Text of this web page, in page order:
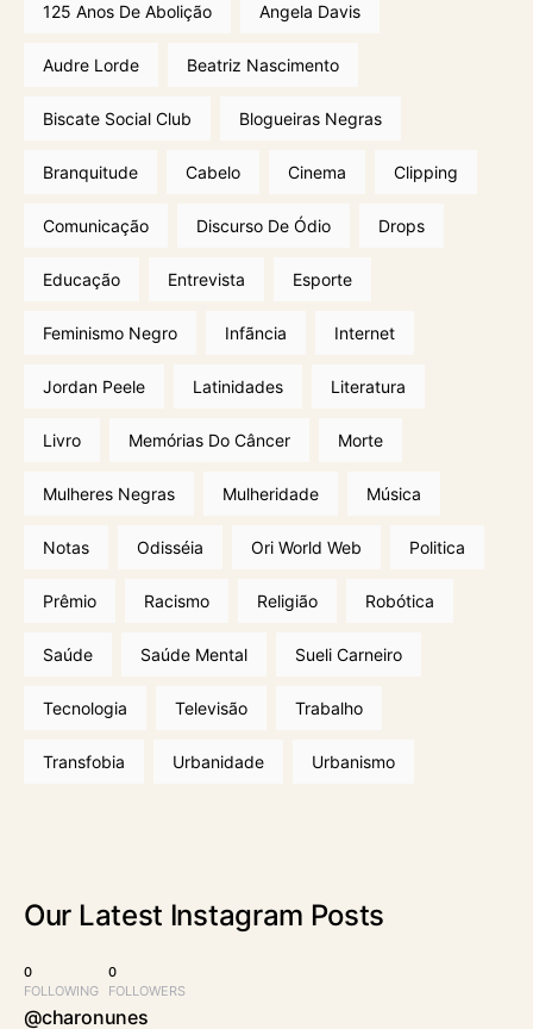
125 Anos De Abolição Angela Davis
Audre Lorde Beatriz Nascimento
Biscate Social Club Blogueiras Negras
Branquitude Cabelo Cinema Clipping
Comunicação Discurso De Ódio Drops
Educação Entrevista Esporte
Feminismo Negro Infãncia Internet
Jordan Peele Latinidades Literatura
Livro Memórias Do Câncer Morte
Mulheres Negras Mulheridade Música
Notas Odisséia Ori World Web Politica
Prêmio Racismo Religião Robótica
Saúde Saúde Mental Sueli Carneiro
Tecnologia Televisão Trabalho
Transfobia Urbanidade Urbanismo
Our Latest Instagram Posts
0
FOLLOWING
0
FOLLOWERS
@charonunes